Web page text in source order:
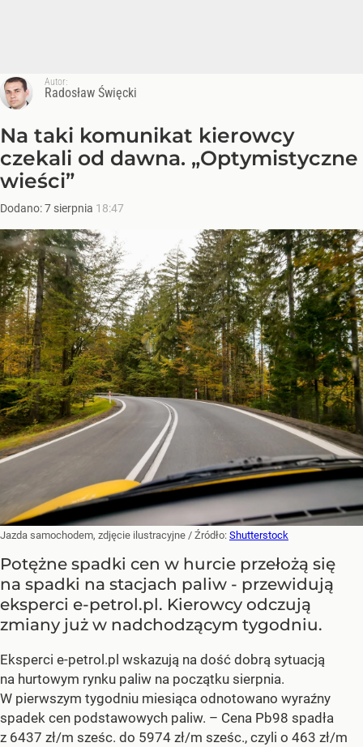
Autor:
Radosław Święcki
Na taki komunikat kierowcy
czekali od dawna. „Optymistyczne
wieści”
Dodano:7 sierpnia 18:47
Jazda samochodem, zdjęcie ilustracyjne / Źródło: Shutterstock
Potężne spadki cen w hurcie przełożą się
na spadki na stacjach paliw - przewidują
eksperci e-petrol.pl. Kierowcy odczują
zmiany już w nadchodzącym tygodniu.
Eksperci e-petrol.pl wskazują na dość dobrą sytuacją
na hurtowym rynku paliw na początku sierpnia.
W pierwszym tygodniu miesiąca odnotowano wyraźny
spadek cen podstawowych paliw. – Cena Pb98 spadła
z 6437 zł/m sześc. do 5974 zł/m sześc., czyli o 463 zł/m